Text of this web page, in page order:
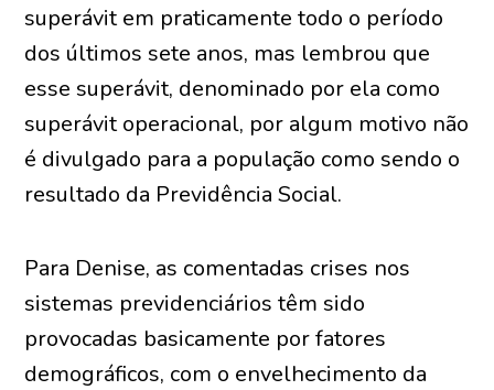
superávit em praticamente todo o período
dos últimos sete anos, mas lembrou que
esse superávit, denominado por ela como
superávit operacional, por algum motivo não
é divulgado para a população como sendo o
resultado da Previdência Social.
Para Denise, as comentadas crises nos
sistemas previdenciários têm sido
provocadas basicamente por fatores
demográficos, com o envelhecimento da